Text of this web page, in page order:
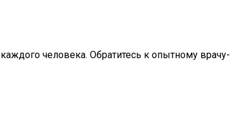
человека. Обратитесь к опытному врачу-